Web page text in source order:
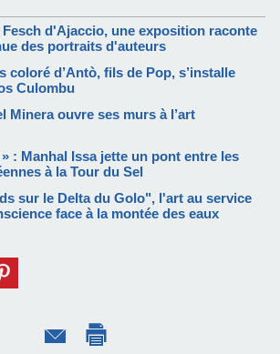
d'Ajaccio, une exposition raconte
des portraits d'auteurs
coloré d’Antò, fils de Pop, s’installe
Culombu
Minera ouvre ses murs à l’art
: Manhal Issa jette un pont entre les
à la Tour du Sel
sur le Delta du Golo", l'art au service
face à la montée des eaux